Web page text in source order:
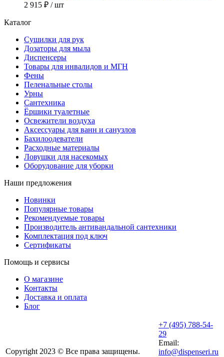
2 915 ₽ / шт
Каталог
Сушилки для рук
Дозаторы для мыла
Диспенсеры
Товары для инвалидов и МГН
Фены
Пеленальные столы
Урны
Сантехника
Ёршики туалетные
Освежители воздуха
Аксессуары для ванн и санузлов
Бахилоодеватели
Расходные материалы
Ловушки для насекомых
Оборудование для уборки
Наши предложения
Новинки
Популярные товары
Рекомендуемые товары
Производитель антивандальной сантехники
Комплектация под ключ
Сертификаты
Помощь и сервисы
О магазине
Контакты
Доставка и оплата
Блог
Copyright 2023 © Все права защищены.
+7 (495) 788-54-
29
Email:
info@dispenseri.ru